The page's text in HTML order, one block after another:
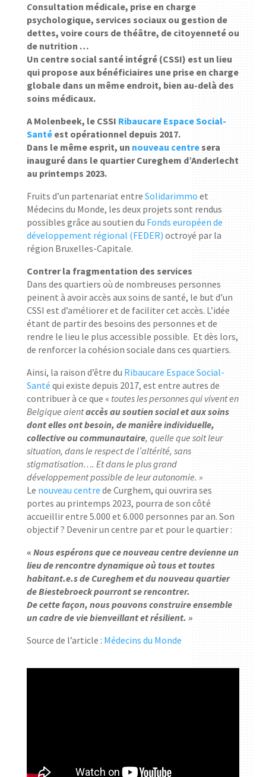
Consultation médicale, prise en charge
psychologique, services sociaux ou gestion de
dettes, voire cours de théâtre, de citoyenneté ou
de nutrition …
Un centre social santé intégré (CSSI) est un lieu
qui propose aux bénéficiaires une prise en charge
globale dans un même endroit, bien au-delà des
soins médicaux.
A Molenbeek, le CSSI Ribaucare Espace Social-
Santéest opérationnel depuis 2017.
Dans le même esprit, un nouveau centresera
inauguré dans le quartier Cureghem d’Anderlecht
au printemps 2023.
Fruits d’un partenariat entre Solidarimmo et
Médecins du Monde, les deux projets sont rendus
possibles grâce au soutien du Fonds européen de
développement régional (FEDER) octroyé par la
région Bruxelles-Capitale.
Contrer la fragmentation des services
Dans des quartiers où de nombreuses personnes
peinent à avoir accès aux soins de santé, le but d’un
CSSI est d’améliorer et de faciliter cet accès. L’idée
étant de partir des besoins des personnes et de
rendre le lieu le plus accessible possible. Et dès lors,
de renforcer la cohésion sociale dans ces quartiers.
Ainsi, la raison d’être du Ribaucare Espace Social-
Santé qui existe depuis 2017, est entre autres de
contribuer à ce que « toutes les personnes qui vivent en
Belgique aientaccèsau soutien social et aux soins
dont elles ont besoin, de manière individuelle,
collective ou communautaire, quelle que soit leur
situation, dans le respect de l’altérité, sans
stigmatisation…. Et dans le plus grand
développement possible de leur autonomie. »
Le nouveau centre de Curghem, qui ouvrira ses
portes au printemps 2023, pourra de son côté
accueillir entre 5.000 et 6.000 personnes par an. Son
objectif ? Devenir un centre par et pour le quartier :
« Nous espérons que ce nouveau centre devienne un
lieu de rencontre dynamique où tous et toutes
habitant.e.s de Cureghem et du nouveau quartier
de Biestebroeck pourront se rencontrer.
De cette façon, nous pouvons construire ensemble
un cadre de vie bienveillant et résilient. »
Source de l’article : Médecins du Monde